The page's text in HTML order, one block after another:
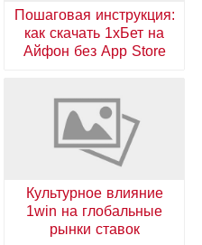
Пошаговая инструкция:
как скачать 1хБет на
Айфон без App Store
Культурное влияние
1win на глобальные
рынки ставок